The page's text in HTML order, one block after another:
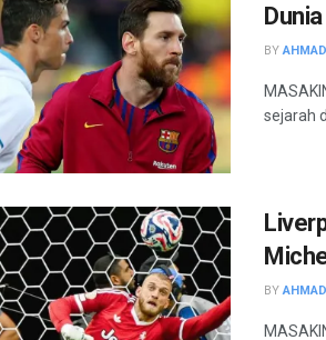
BY
sejarah
BY